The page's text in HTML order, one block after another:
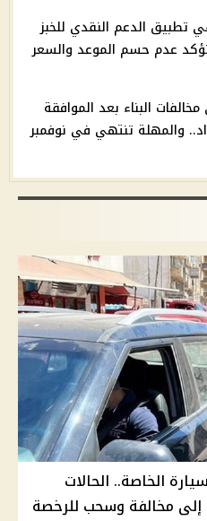
تطبيق الدعم النقدي للخبز
عدم حسم الموعد والسعر
البناء بعد الموافقة
والمهلة تنتهي في نوفمبر
الخاصة.. الحالات
مخالفة وسحب للرخصة